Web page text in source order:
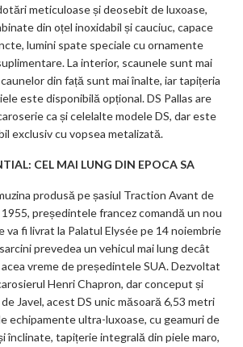
meticuloase și deosebit de luxoase,
din oțel inoxidabil și cauciuc, capace
lumini spate speciale cu ornamente
La interior, scaunele sunt mai
din față sunt mai înalte, iar tapițeria
este disponibilă opțional. DS Pallas are
ca și celelalte modele DS, dar este
exclusiv cu vopsea metalizată.
CEL MAI LUNG DIN EPOCA SA
produsă pe șasiul Traction Avant de
președintele francez comandă un nou
va fi livrat la Palatul Elysée pe 14 noiembrie
prevedea un vehicul mai lung decât
vreme de președintele SUA. Dezvoltat
Henri Chapron, dar conceput și
Javel, acest DS unic măsoară 6,53 metri
echipamente ultra-luxoase, cu geamuri de
înclinate, tapițerie integrală din piele maro,